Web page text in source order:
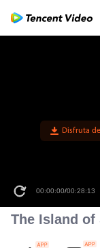
Disfruta
00:00:00/00:28:13
The Island of